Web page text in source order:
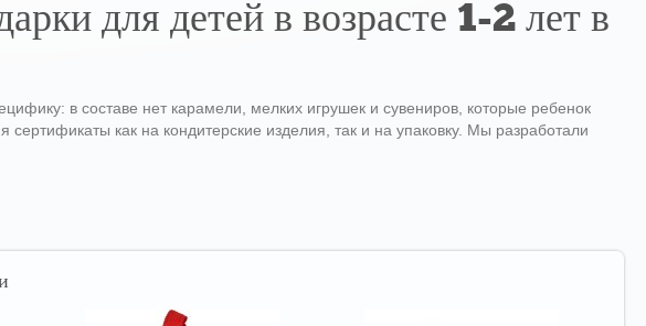
для детей в возрасте 1-2 лет в
в составе нет карамели, мелких игрушек и сувениров, которые ребенок
как на кондитерские изделия, так и на упаковку. Мы разработали